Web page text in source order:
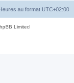
au format UTC+02:00
Limited